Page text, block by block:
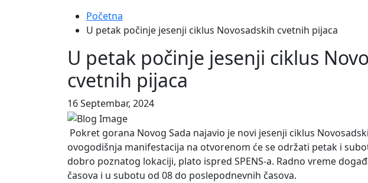
Početna
U petak počinje jesenji ciklus Novosadskih cvetnih pijaca
U petak počinje jesenji ciklus
cvetnih pijaca
16 Septembar, 2024
Pokret gorana Novog Sada najavio je novi jesenji ciklus
ovogodišnja manifestacija na otvorenom će se održati petak i
dobro poznatog lokaciji, plato ispred SPENS-a. Radno vreme
časova i u subotu od 08 do poslepodnevnih časova.